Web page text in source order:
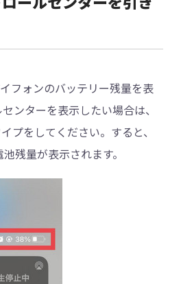
フォンのバッテリー残量を表
ンターを表示したい場合は、
プをしてください。すると、
残量が表示されます。